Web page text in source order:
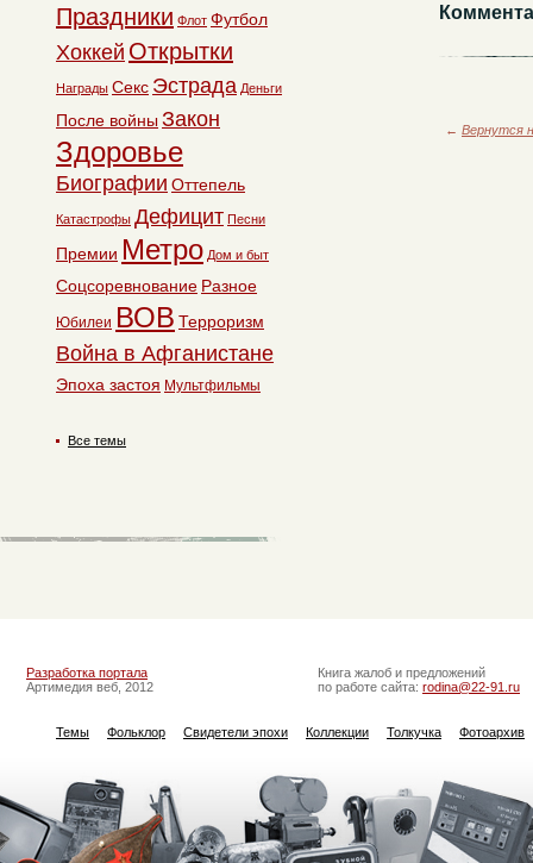
← Вернутся
Праздники Флот Футбол
Хоккей Открытки
Награды Секс Эстрада Деньги
После войны Закон
Здоровье
Биографии Оттепель
Катастрофы Дефицит Песни
Премии Метро Дом и быт
Соцсоревнование Разное
Юбилеи ВОВ Терроризм
Война в Афганистане
Эпоха застоя Мультфильмы
Все темы
Разработка портала
Артимедия веб, 2012
Книга жалоб и предложений
по работе сайта: rodina@22-91.ru
Темы Фольклор Свидетели эпохи Коллекции Толкучка Фотоархив